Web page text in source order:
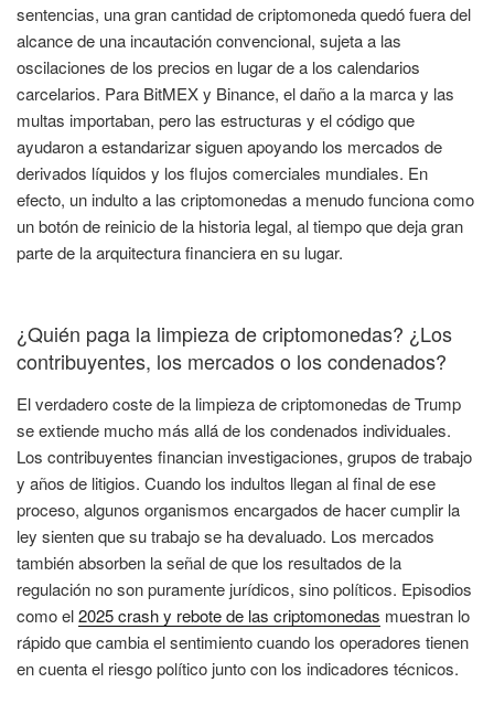
sentencias, una gran cantidad de criptomoneda quedó fuera del
alcance de una incautación convencional, sujeta a las
oscilaciones de los precios en lugar de a los calendarios
carcelarios. Para BitMEX y Binance, el daño a la marca y las
multas importaban, pero las estructuras y el código que
ayudaron a estandarizar siguen apoyando los mercados de
derivados líquidos y los flujos comerciales mundiales. En
efecto, un indulto a las criptomonedas a menudo funciona como
un botón de reinicio de la historia legal, al tiempo que deja gran
parte de la arquitectura financiera en su lugar.
¿Quién paga la limpieza de criptomonedas? ¿Los
contribuyentes, los mercados o los condenados?
El verdadero coste de la limpieza de criptomonedas de Trump
se extiende mucho más allá de los condenados individuales.
Los contribuyentes financian investigaciones, grupos de trabajo
y años de litigios. Cuando los indultos llegan al final de ese
proceso, algunos organismos encargados de hacer cumplir la
ley sienten que su trabajo se ha devaluado. Los mercados
también absorben la señal de que los resultados de la
regulación no son puramente jurídicos, sino políticos. Episodios
como el2025 crash y rebote de las criptomonedas muestran lo
rápido que cambia el sentimiento cuando los operadores tienen
en cuenta el riesgo político junto con los indicadores técnicos.